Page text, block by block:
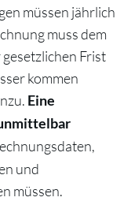
müssen jährlich
muss dem
Frist
kommen
Eine
und
müssen.